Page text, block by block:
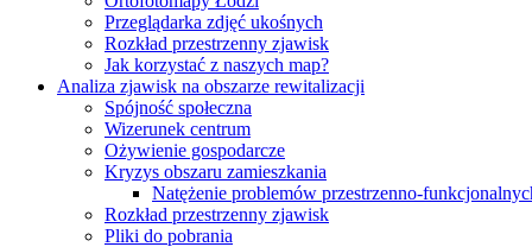
Przeglądarka zdjęć ukośnych
Rozkład przestrzenny zjawisk
Jak korzystać z naszych map?
Analiza zjawisk na obszarze rewitalizacji
Spójność społeczna
Wizerunek centrum
Ożywienie gospodarcze
Kryzys obszaru zamieszkania
Natężenie problemów przestrzenno-
Rozkład przestrzenny zjawisk
Pliki do pobrania